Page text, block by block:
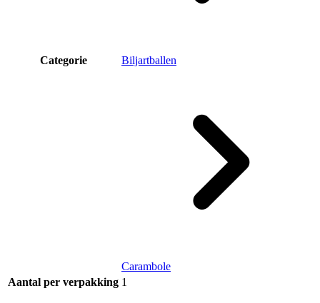
Categorie Biljartballen
Carambole
Aantal per verpakking 1